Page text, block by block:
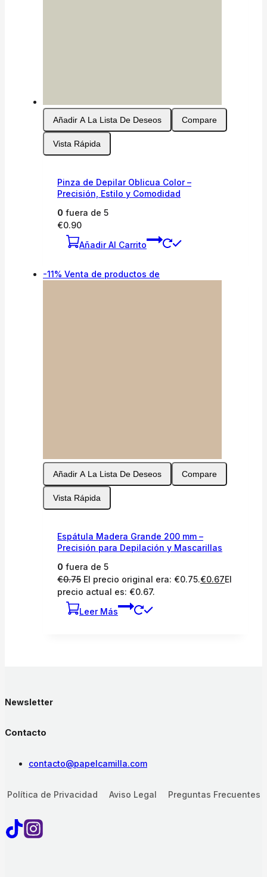
Añadir A La Lista De Deseos Compare
Vista Rápida
Pinza de Depilar Oblicua Color –
Precisión, Estilo y Comodidad
0 fuera de 5
€0.90
Añadir Al Carrito
-11% Venta de productos de
Añadir A La Lista De Deseos Compare
Vista Rápida
Espátula Madera Grande 200 mm –
Precisión para Depilación y Mascarillas
0 fuera de 5
€0.75 El precio original era: €0.75.€0.67El
precio actual es: €0.67.
Leer Más
Newsletter
Contacto
contacto@papelcamilla.com
Política de Privacidad Aviso Legal Preguntas Frecuentes